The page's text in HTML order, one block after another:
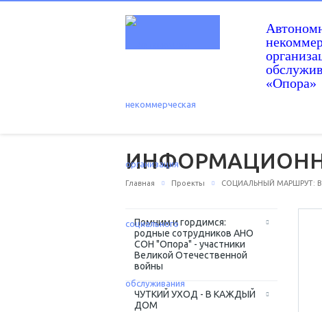
«Опора»
Главная Проекты СОЦИАЛЬНЫЙ МАРШРУТ:
Помним и гордимся:
родные сотрудников АНО
СОН "Опора" - участники
Великой Отечественной
войны
ЧУТКИЙ УХОД - В КАЖДЫЙ
ДОМ